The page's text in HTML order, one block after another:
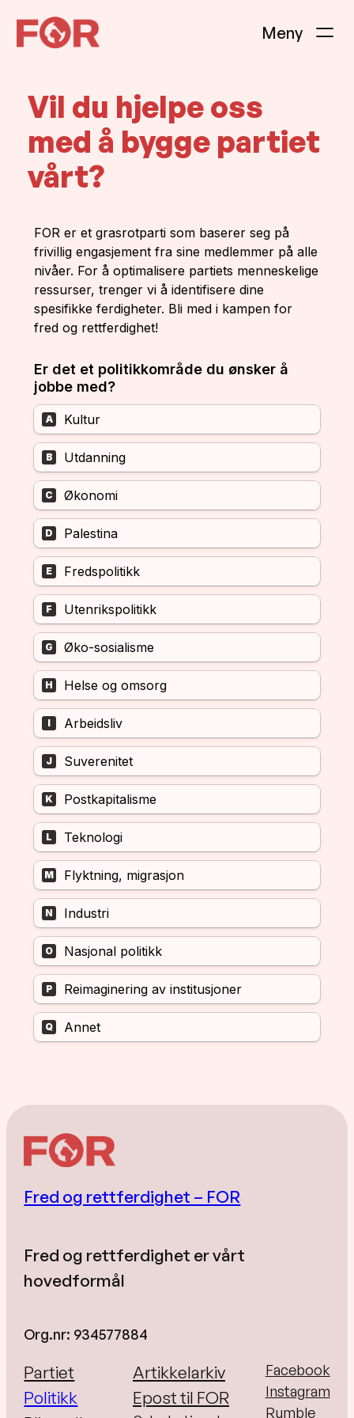
Vil du hjelpe oss
med å bygge partiet
vårt?
Fred og rettferdighet – FOR
Fred og rettferdighet er vårt
hovedformål
Org.nr: 934577884
Partiet
Politikk
Artikkelarkiv
Epost til FOR
Facebook
Instagram
Rumble